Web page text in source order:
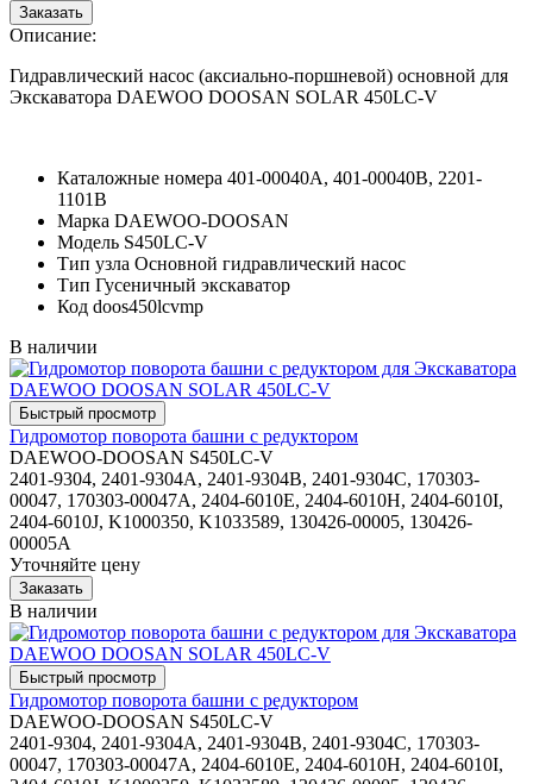
Описание:
Гидравлический насос (аксиально-поршневой) основной для
Экскаватора DAEWOO DOOSAN SOLAR 450LC-V
Каталожные номера 401-00040A, 401-00040B, 2201-
1101B
Марка DAEWOO-DOOSAN
Модель S450LC-V
Тип узла Основной гидравлический насос
Тип Гусеничный экскаватор
Код doos450lcvmp
В наличии
Гидромотор поворота башни с редуктором
DAEWOO-DOOSAN S450LC-V
2401-9304, 2401-9304A, 2401-9304B, 2401-9304C, 170303-
00047, 170303-00047A, 2404-6010E, 2404-6010H, 2404-6010I,
2404-6010J, K1000350, K1033589, 130426-00005, 130426-
00005A
Уточняйте цену
В наличии
Гидромотор поворота башни с редуктором
DAEWOO-DOOSAN S450LC-V
2401-9304, 2401-9304A, 2401-9304B, 2401-9304C, 170303-
00047, 170303-00047A, 2404-6010E, 2404-6010H, 2404-6010I,